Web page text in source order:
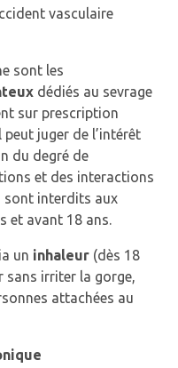
vasculaire
sont les
dédiés au sevrage
sur prescription
juger de l’intérêt
du degré de
et des interactions
sont interdits aux
et avant 18 ans.
un inhaleur (dès 18
sans irriter la gorge,
attachées au